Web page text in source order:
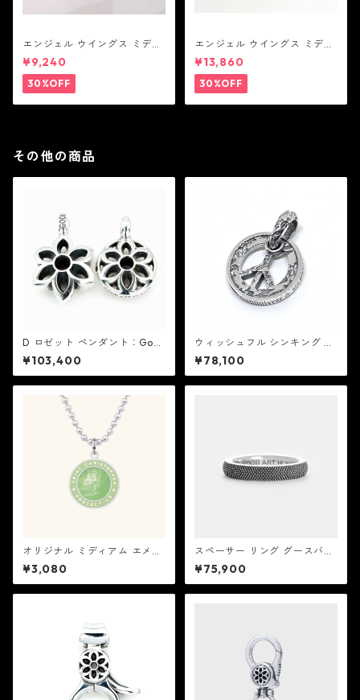
エンジェル ウイングス ミディ
アム ペンダント ブラック コー
ティング（サテンコード付
属）
¥9,240
30%OFF
エンジェル ウイングス ミディ
アム ペンダント ブラック
¥13,860
30%OFF
その他の商品
D ロゼット ペンダント：Goo
d Art HLYWD グッド アート
ハリウッド
¥103,400
ウィッシュフル シンキング ペ
ンダント 2A：Good Art HLY
WD グッド アート ハリウッド
¥78,100
オリジナル ミディアム エメラ
ルド / カクタス セントクリス
トファー ネックレス：GET BA
CK NECKLACES ゲット バック
¥3,080
スペーサー リング グースバン
プス：Good Art HLYWD グッ
ド アート ハリウッド
¥75,900